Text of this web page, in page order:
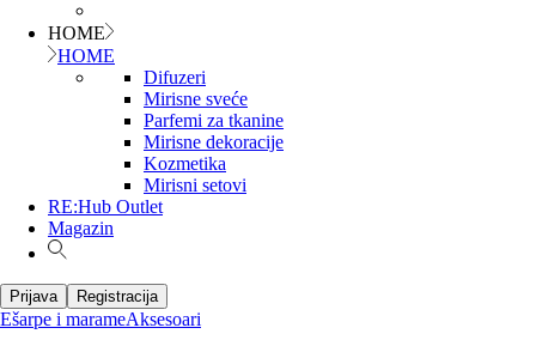
HOME
HOME
Difuzeri
Mirisne sveće
Parfemi za tkanine
Mirisne dekoracije
Kozmetika
Mirisni setovi
RE:Hub Outlet
Magazin
Prijava Registracija
Ešarpe i marameAksesoari